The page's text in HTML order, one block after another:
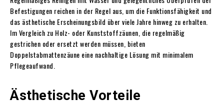
Befestigungen reichen in der Regel aus, um die Funktionsfähigkeit und
das ästhetische Erscheinungsbild über viele Jahre hinweg zu erhalten.
Im Vergleich zu Holz- oder Kunststoffzäunen, die regelmäßig
gestrichen oder ersetzt werden müssen, bieten
Doppelstabmattenzäune eine nachhaltige Lösung mit minimalem
Pflegeaufwand.
Ästhetische Vorteile